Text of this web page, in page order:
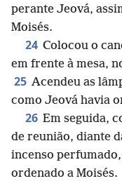
perante Jeová,
Moisés.
24 Colocou o
em frente à mesa,
25 Acendeu as
como Jeová havia
26 Em seguida,
de reunião, diante
incenso perfumado,
ordenado a Moisés.